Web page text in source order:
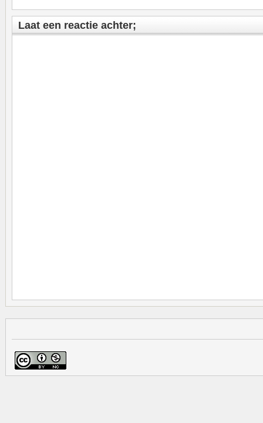
Laat een reactie achter;